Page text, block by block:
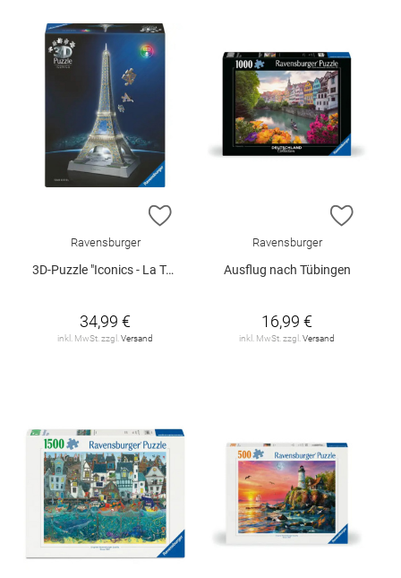
ZUR WUNSCHLISTE HINZUFÜGEN
Ravensburger
3D-Puzzle "Iconics - La Tour Eiffel"
34,99 €
inkl. MwSt. zzgl.Versand
ZUR
Ravensburger
Ausflug nach Tübingen
16,99 €
inkl. MwSt. zzgl.Versand